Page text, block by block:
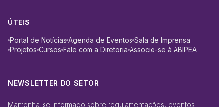
ÚTEIS
Portal de Notícias Agenda de Eventos Sala de Imprensa
Projetos Cursos Fale com a Diretoria Associe-se à ABIPEA
NEWSLETTER DO SETOR
Mantenha-se informado sobre regulamentações, eventos